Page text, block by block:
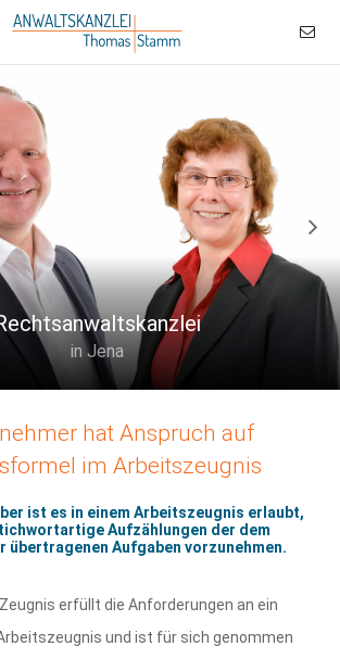
in Jena
hat Anspruch auf
im Arbeitszeugnis
ist es in einem Arbeitszeugnis erlaubt,
Aufzählungen der dem
übertragenen Aufgaben vorzunehmen.
erfüllt die Anforderungen an ein
und ist für sich genommen